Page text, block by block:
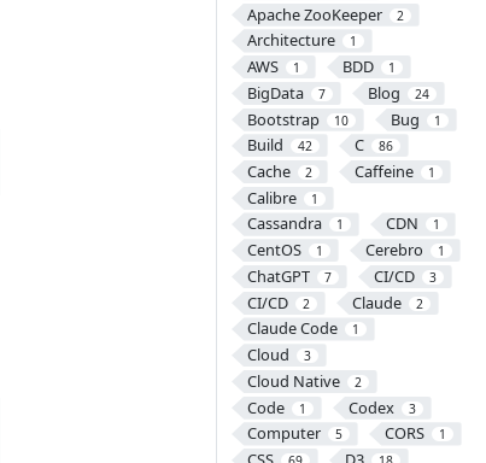
Apache ZooKeeper 2
Architecture 1
AWS 1 BDD 1
BigData 7 Blog 24
Bootstrap 10 Bug 1
Build 42 C 86
Cache 2 Caffeine 1
Calibre 1
Cassandra 1 CDN 1
CentOS 1 Cerebro 1
ChatGPT 7 CI/CD 3
CI/CD 2 Claude 2
Claude Code 1
Cloud 3
Cloud Native 2
Code 1 Codex 3
Computer 5 CORS 1